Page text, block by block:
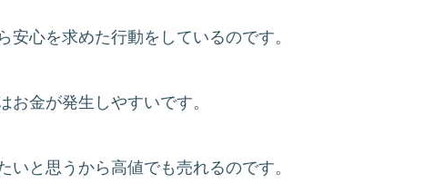
安心を求めた行動をしているのです。
お金が発生しやすいです。
と思うから高値でも売れるのです。